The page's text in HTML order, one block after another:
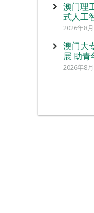
澳门理
式人工
2026年8
澳门大
展 助
2026年8